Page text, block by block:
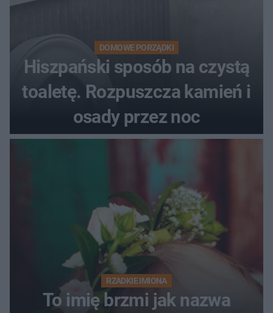
DOMOWE PORZĄDKI
Hiszpański sposób na czystą
toaletę. Rozpuszcza kamień i
osady przez noc
RZADKIE IMIONA
To imię brzmi jak nazwa